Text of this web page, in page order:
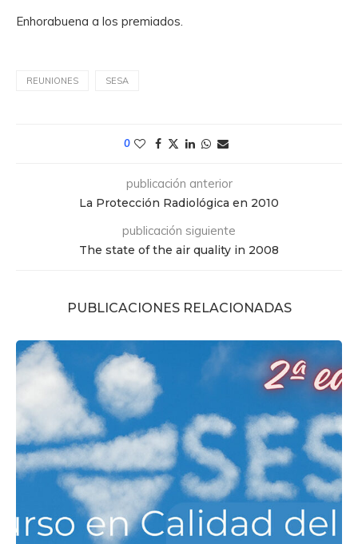
Enhorabuena a los premiados.
REUNIONES SESA
0
publicación anterior
La Protección Radiológica en 2010
publicación siguiente
The state of the air quality in 2008
PUBLICACIONES RELACIONADAS